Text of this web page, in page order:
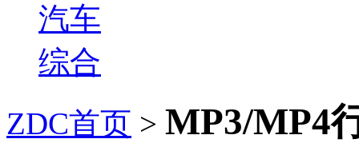
汽车
综合
ZDC首页 > MP3/MP4